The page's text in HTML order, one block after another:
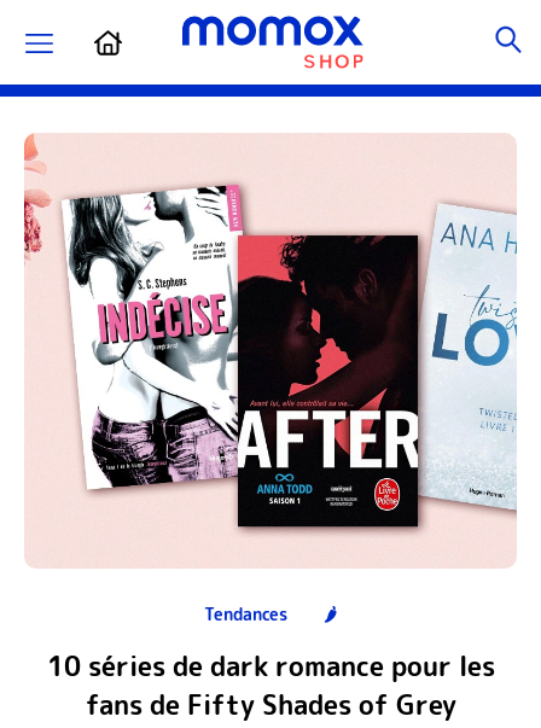
Tendances 🌶️
10 séries de dark romance pour les
fans de Fifty Shades of Grey